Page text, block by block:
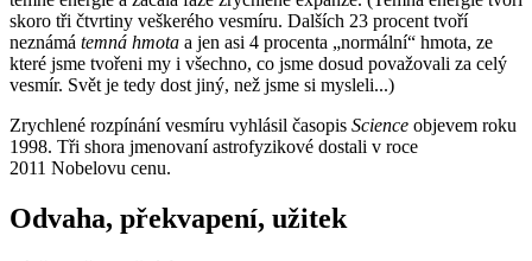
skoro tři čtvrtiny veškerého vesmíru. Dalších 23 procent tvoří
neznámá temná hmota a jen asi 4 procenta „normální“ hmota, ze
které jsme tvořeni my i všechno, co jsme dosud považovali za celý
vesmír. Svět je tedy dost jiný, než jsme si mysleli...)
Zrychlené rozpínání vesmíru vyhlásil časopis Science objevem roku
1998. Tři shora jmenovaní astrofyzikové dostali v roce
2011 Nobelovu cenu.
Odvaha, překvapení, užitek